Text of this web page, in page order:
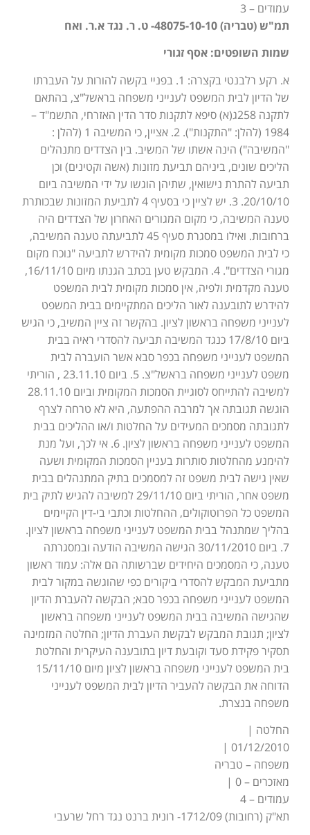
עמודים – 3
תמ"ש (טבריה) 48075-10-10- ט. ר. נגד א.ר. ואח
שמות השופטים: אסף זגורי
א. רקע רלבנטי בקצרה: 1. בפניי בקשה להורות על העברתו
של הדיון לבית המשפט לענייני משפחה בראשל"צ, בהתאם
לתקנה 258ג(א) סיפא לתקנות סדר הדין האזרחי, התשמ"ד –
1984 (להלן: "התקנות"). 2. אציין, כי המשיבה 1 (להלן :
"המשיבה") הינה אשתו של המשיב. בין הצדדים מתנהלים
הליכים שונים, ביניהם תביעת מזונות (אשה וקטינים) וכן
תביעה להתרת נישואין, שתיהן הוגשו על ידי המשיבה ביום
20/10/10. 3. יש לציין כי בסעיף 4 לתביעת המזונות שבכותרת
טענה המשיבה, כי מקום המגורים האחרון של הצדדים היה
ברחובות. ואילו במסגרת סעיף 45 לתביעתה טענה המשיבה,
כי לבית המשפט סמכות מקומית להידרש לתביעה "נוכח מקום
מגורי הצדדים". 4. המבקש טען בכתב הגנתו מיום 16/11/10,
טענה מקדמית ולפיה, אין סמכות מקומית לבית המשפט
להידרש לתובענה לאור הליכים המתקיימים בבית המשפט
לענייני משפחה בראשון לציון. בהקשר זה ציין המשיב, כי הגיש
ביום 17/8/10 כנגד המשיבה תביעה להסדרי ראיה בבית
המשפט לענייני משפחה בכפר סבא אשר הועברה לבית
משפט לענייני משפחה בראשל"צ. 5. ביום 23.11.10 , הוריתי
למשיבה להתייחס לסוגיית הסמכות המקומית וביום 28.11.10
הוגשה תגובתה אך למרבה ההפתעה, היא לא טרחה לצרף
לתגובתה מסמכים המעידים על החלטות ו/או ההליכים בבית
המשפט לענייני משפחה בראשון לציון. 6. אי לכך, ועל מנת
להימנע מהחלטות סותרות בעניין הסמכות המקומית ושעה
שאין גישה לבית משפט זה למסמכים בתיק המתנהלים בבית
משפט אחר, הוריתי ביום 29/11/10 למשיבה להגיש לתיק בית
המשפט כל הפרוטוקולים, ההחלטות וכתבי בי-דין הקיימים
בהליך שמתנהל בבית המשפט לענייני משפחה בראשון לציון.
7. ביום 30/11/2010 הגישה המשיבה הודעה ובמסגרתה
טענה, כי המסמכים היחידים שברשותה הם אלה: עמוד ראשון
מתביעת המבקש להסדרי ביקורים כפי שהוגשה במקור לבית
המשפט לענייני משפחה בכפר סבא; הבקשה להעברת הדיון
שהגישה המשיבה בבית המשפט לענייני משפחה בראשון
לציון; תגובת המבקש לבקשת העברת הדיון; החלטה המזמינה
תסקיר פקידת סעד וקובעת דיון בתובענה העיקרית והחלטת
בית המשפט לענייני משפחה בראשון לציון מיום 15/11/10
הדוחה את הבקשה להעביר הדיון לבית המשפט לענייני
משפחה בנצרת.
החלטה |
01/12/2010 |
משפחה – טבריה
מאזכרים – 0 |
עמודים – 4
תא"ק (רחובות) 1712/09- רונית ברנט נגד רחל שרעבי